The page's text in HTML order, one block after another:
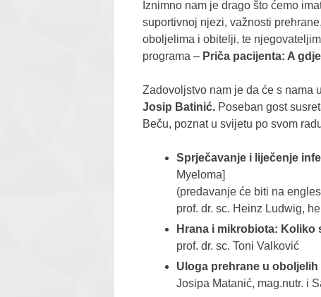
znimno nam je drago što ćemo
suportivnoj njezi, važnosti
oboljelima i obitelji, te
programa – Priča pacijenta: A
Zadovoljstvo nam je da će s nama
Josip Batinić. Poseban gost
Beču, poznat u svijetu po svom
Sprječavanje i liječenje
Myeloma]
(predavanje će biti na
prof. dr. sc. Heinz Ludwig,
Hrana i mikrobiota: Koliko
prof. dr. sc. Toni Valković
Uloga prehrane u
Josipa Matanić, mag.nutr. i